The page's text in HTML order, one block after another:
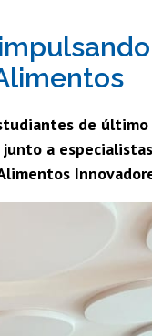
Internacionales
Bachillerato
de
a